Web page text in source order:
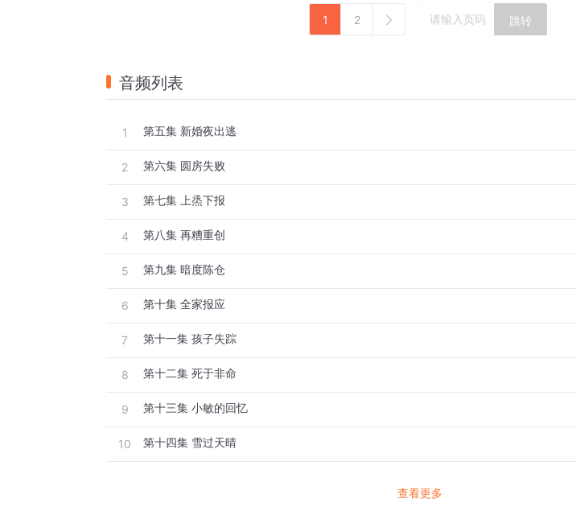
1 2 跳转
音频列表
1 第五集 新婚夜出逃
2 第六集 圆房失败
3 第七集 上烝下报
4 第八集 再糟重创
5 第九集 暗度陈仓
6 第十集 全家报应
7 第十一集 孩子失踪
8 第十二集 死于非命
9 第十三集 小敏的回忆
10 第十四集 雪过天晴
查看更多